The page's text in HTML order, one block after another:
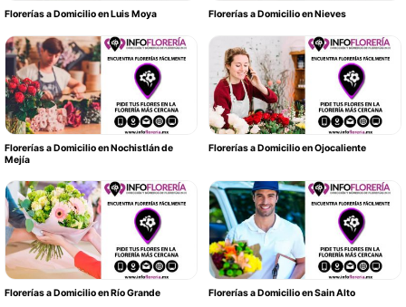
Florerías a Domicilio en Luis Moya Florerías a Domicilio en Nieves
Florerías a Domicilio en Nochistlán de
Mejía
Florerías a Domicilio en Ojocaliente
Florerías a Domicilio en Río Grande Florerías a Domicilio en Sain Alto